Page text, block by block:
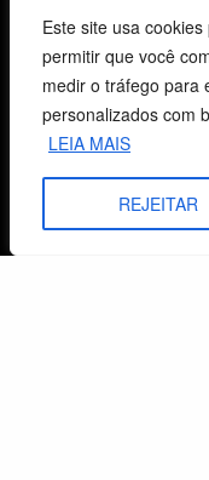
Este site usa
permitir que você
medir o tráfego para
personalizados com
LEIA MAIS
REJEITAR
Fale Conosco
E-mails
vendas@cebi.org.br
WhatsApp / Vendas
+55 (51) 99734-4518